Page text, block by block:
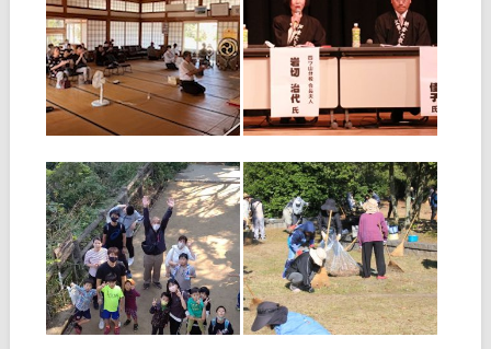
立教186年全教一斉
にをいがけデー 開催
◆博多支部 博多支部では、
３日間、３カ所の教会を拠点
に実動１時間と時間を仕切っ
て実施しました。 初日は、
多くの人が利用されているJR
吉塚駅に向かって「神名流
御教えをお
▶
シンポジウム「教会
発展の道標」（南
部・北部・中央）
■南部ブロック 石橋文化セ
ンター共同ホール（久留米
市）を会場に67名の参加者が
集う中、三年千日活動をさら
なる勇み心で「今までよりプ
ストを迎えて開催されまし
た。 生死を
▶
2021.11.02
少年会福岡教区団
「わかぎの集い」報
告
◆北部ブロック（10月3日開
催） 少年会では、コロナ禍
における行事開催を模索する
中、少しでも同年代が顔見知
りになれるよう、わかぎの集
▶
2018.12.03
第16回ひのきしんの
集い（北部・筑豊・
南部）報告
◆筑豊ブロック 11月3日、
「第16回ひのきしんの集い
（筑豊ブロック会場）」が、
飯塚市民公園を会場に開催さ
れました。爽やかな秋空の中